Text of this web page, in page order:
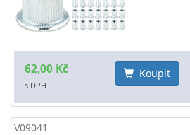
62,00 Kč
s DPH
Koupit
V09041